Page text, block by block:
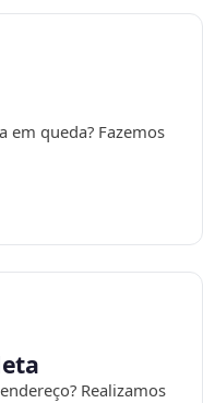
em queda? Fazemos
Realizamos